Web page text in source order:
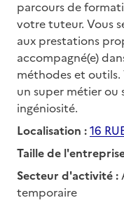
parcours de
votre tuteur. Vous
aux prestations
accompagné(e)
méthodes et
un super métier ou
ingéniosité.
Localisation :16
Taille de
Secteur d'activité :
temporaire